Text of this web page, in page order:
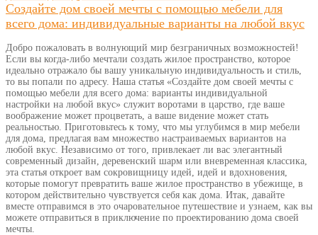
Создайте дом своей мечты с помощью мебели для
всего дома: индивидуальные варианты на любой вкус
Добро пожаловать в волнующий мир безграничных возможностей!
Если вы когда-либо мечтали создать жилое пространство, которое
идеально отражало бы вашу уникальную индивидуальность и стиль,
то вы попали по адресу. Наша статья «Создайте дом своей мечты с
помощью мебели для всего дома: варианты индивидуальной
настройки на любой вкус» служит воротами в царство, где ваше
воображение может процветать, а ваше видение может стать
реальностью. Приготовьтесь к тому, что мы углубимся в мир мебели
для дома, предлагая вам множество настраиваемых вариантов на
любой вкус. Независимо от того, привлекает ли вас элегантный
современный дизайн, деревенский шарм или вневременная классика,
эта статья откроет вам сокровищницу идей, идей и вдохновения,
которые помогут превратить ваше жилое пространство в убежище, в
котором действительно чувствуется себя как дома. Итак, давайте
вместе отправимся в это очаровательное путешествие и узнаем, как вы
можете отправиться в приключение по проектированию дома своей
мечты.